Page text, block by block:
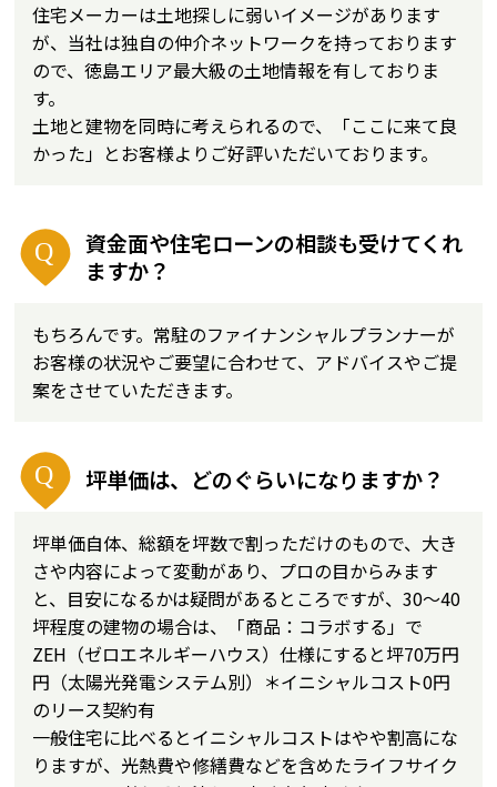
住宅メーカーは土地探しに弱いイメージがあります
が、当社は独自の仲介ネットワークを持っております
ので、徳島エリア最大級の土地情報を有しておりま
す。
土地と建物を同時に考えられるので、「ここに来て良
かった」とお客様よりご好評いただいております。
資金面や住宅ローンの相談も受けてくれ
ますか？
もちろんです。常駐のファイナンシャルプランナーが
お客様の状況やご要望に合わせて、アドバイスやご提
案をさせていただきます。
坪単価は、どのぐらいになりますか？
坪単価自体、総額を坪数で割っただけのもので、大き
さや内容によって変動があり、プロの目からみます
と、目安になるかは疑問があるところですが、30～40
坪程度の建物の場合は、「商品：コラボする」で
ZEH（ゼロエネルギーハウス）仕様にすると坪70万円
円（太陽光発電システム別）＊イニシャルコスト0円
のリース契約有
一般住宅に比べるとイニシャルコストはやや割高にな
りますが、光熱費や修繕費などを含めたライフサイク